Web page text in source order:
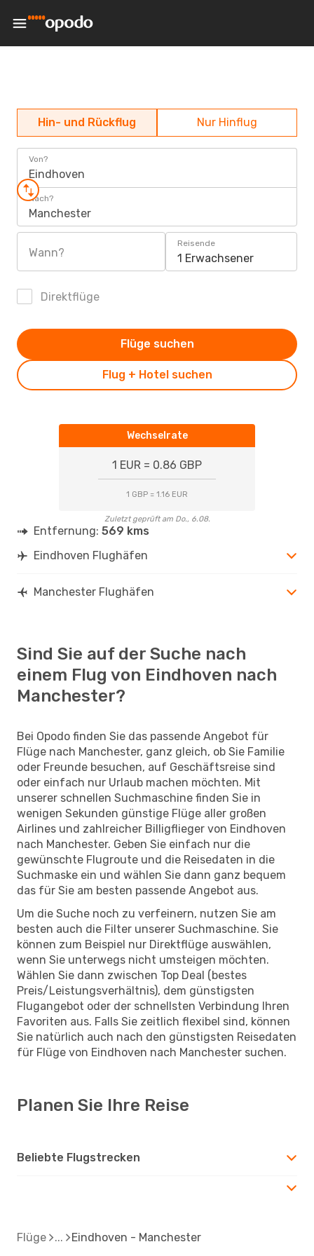
Hin- und Rückflug Nur Hinflug
Von?
Eindhoven
Nach?
Manchester
Wann?
Reisende
1 Erwachsener
Direktflüge
Flug + Hotel suchen
Flüge suchen
Wechselrate
1 EUR = 0.86 GBP
1 GBP = 1.16 EUR
Zuletzt geprüft am Do., 6.08.
Entfernung: 569 kms
Eindhoven Flughäfen
Manchester Flughäfen
Sind Sie auf der Suche nach
einem Flug von Eindhoven nach
Manchester?
Bei Opodo finden Sie das passende Angebot für
Flüge nach Manchester, ganz gleich, ob Sie Familie
oder Freunde besuchen, auf Geschäftsreise sind
oder einfach nur Urlaub machen möchten. Mit
unserer schnellen Suchmaschine finden Sie in
wenigen Sekunden günstige Flüge aller großen
Airlines und zahlreicher Billigflieger von Eindhoven
nach Manchester. Geben Sie einfach nur die
gewünschte Flugroute und die Reisedaten in die
Suchmaske ein und wählen Sie dann ganz bequem
das für Sie am besten passende Angebot aus.
Um die Suche noch zu verfeinern, nutzen Sie am
besten auch die Filter unserer Suchmaschine. Sie
können zum Beispiel nur Direktflüge auswählen,
wenn Sie unterwegs nicht umsteigen möchten.
Wählen Sie dann zwischen Top Deal (bestes
Preis/Leistungsverhältnis), dem günstigsten
Flugangebot oder der schnellsten Verbindung Ihren
Favoriten aus. Falls Sie zeitlich flexibel sind, können
Sie natürlich auch nach den günstigsten Reisedaten
für Flüge von Eindhoven nach Manchester suchen.
Planen Sie Ihre Reise
Beliebte Flugstrecken
Flüge Eindhoven - Manchester